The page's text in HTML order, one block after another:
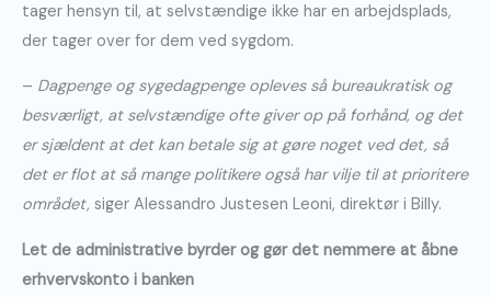
tager hensyn til, at selvstændige ikke har en arbejdsplads,
der tager over for dem ved sygdom.
– Dagpenge og sygedagpenge opleves så bureaukratisk og
besværligt, at selvstændige ofte giver op på forhånd, og det
er sjældent at det kan betale sig at gøre noget ved det, så
det er flot at så mange politikere også har vilje til at prioritere
området, siger Alessandro Justesen Leoni, direktør i Billy.
Let de administrative byrder og gør det nemmere at åbne
erhvervskonto i banken